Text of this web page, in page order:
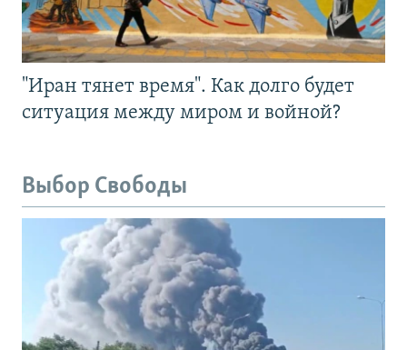
"Иран тянет время". Как долго будет
ситуация между миром и войной?
Выбор Свободы